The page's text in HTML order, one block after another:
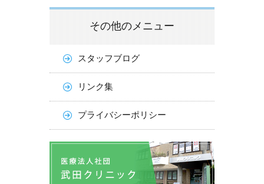
その他のメニュー
スタッフブログ
リンク集
プライバシーポリシー